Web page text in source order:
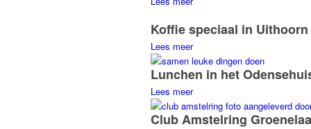
Koffie speciaal in Uithoorn
Lees meer
Lunchen in het
Lees meer
Club Amstelring